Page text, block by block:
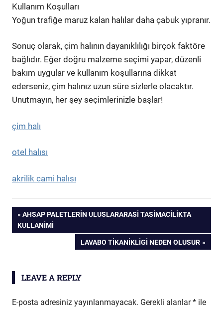
Kullanım Koşulları
Yoğun trafiğe maruz kalan halılar daha çabuk yıpranır.
Sonuç olarak, çim halının dayanıklılığı birçok faktöre
bağlıdır. Eğer doğru malzeme seçimi yapar, düzenli
bakım uygular ve kullanım koşullarına dikkat
ederseniz, çim halınız uzun süre sizlerle olacaktır.
Unutmayın, her şey seçimlerinizle başlar!
çim halı
otel halısı
akrilik cami halısı
Yazı
PREVIOUS
POST:
AHSAP PALETLERIN ULUSLARARASI TASIMACILIKTA
KULLANIMI
NEXT
POST:
LAVABO TIKANIKLIGI NEDEN OLUSUR
LEAVE A REPLY
E-posta adresiniz yayınlanmayacak. Gerekli alanlar* ile